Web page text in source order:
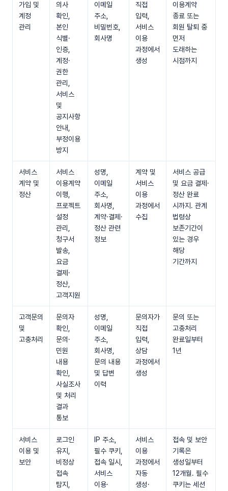
가입 및
계정
관리
의사
확인,
본인
식별·
인증,
계정·
권한
관리,
서비스
및
공지사항
안내,
부정이용
방지
이메일
주소,
비밀번호,
회사명
직접
입력,
서비스
이용
과정에서
생성
이용계약
종료 또는
회원 탈퇴 중
먼저
도래하는
시점까지
서비스
계약 및
정산
서비스
이용계약
이행,
프로젝트
설정
관리,
청구서
발송,
요금
결제·
정산,
고객지원
성명,
이메일
주소,
회사명,
계약·결제·
정산 관련
정보
계약 및
서비스
이용
과정에서
수집
서비스 공급
및 요금 결제·
정산 완료
시까지. 관계
법령상
보존기간이
있는 경우
해당
기간까지
고객문의
및
고충처리
문의자
확인,
문의·
민원
내용
확인,
사실조사
및 처리
결과
통보
성명,
이메일
주소,
회사명,
문의 내용
및 답변
이력
문의자가
직접
입력,
상담
과정에서
생성
문의 또는
고충처리
완료일부터
1년
서비스
이용 및
보안
로그인
유지,
비정상
접속
탐지,
IP 주소,
필수 쿠키,
접속 일시,
서비스
이용·
서비스
이용
과정에서
자동
생성·
접속 및 보안
기록은
생성일부터
12개월. 필수
쿠키는 세션